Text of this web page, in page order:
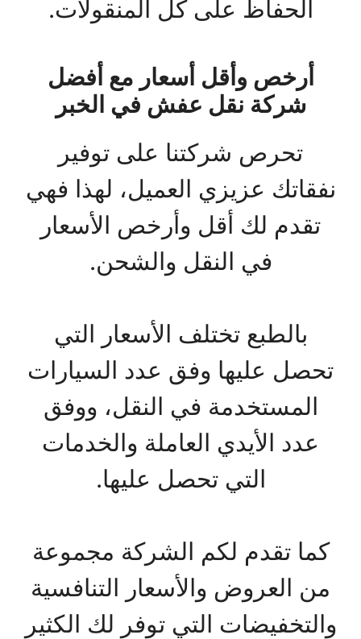
الحفاظ على كل المنقولات.
أرخص وأقل أسعار مع أفضل
شركة نقل عفش في الخبر
تحرص شركتنا على توفير
نفقاتك عزيزي العميل، لهذا فهي
تقدم لك أقل وأرخص الأسعار
في النقل والشحن.
بالطبع تختلف الأسعار التي
تحصل عليها وفق عدد السيارات
المستخدمة في النقل، ووفق
عدد الأيدي العاملة والخدمات
التي تحصل عليها.
كما تقدم لكم الشركة مجموعة
من العروض والأسعار التنافسية
والتخفيضات التي توفر لك الكثير